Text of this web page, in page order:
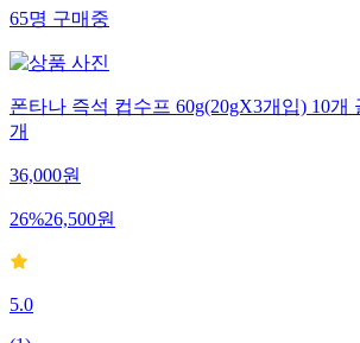
65명구매중
폰타나 즉석 컵수프 60g(20gX3개입) 10개
개
36,000원
26%26,500원
5.0